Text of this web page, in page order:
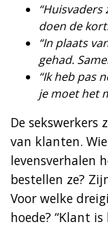
doen de
“In plaats
gehad.
“Ik heb pas
je moet het
De sekswerkers
van klanten.
levensverhalen
bestellen ze?
Voor welke
hoede? “Klant